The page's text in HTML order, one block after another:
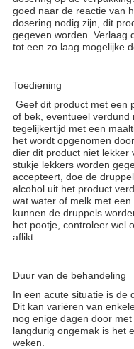
goed naar de reactie van
dosering nodig zijn, dit
gegeven worden. Verlaag
tot een zo laag mogelijke
Toediening
Geef dit product met een
of bek, eventueel verdund
tegelijkertijd met een
het wordt opgenomen
dier dit product niet lekker
stukje lekkers worden
accepteert, doe de
alcohol uit het product
wat water of melk met
kunnen de druppels
het pootje, controleer wel
aflikt.
Duur van de behandeling
In een acute situatie is de
Dit kan variëren van
nog enige dagen door
langdurig ongemak is het
weken.